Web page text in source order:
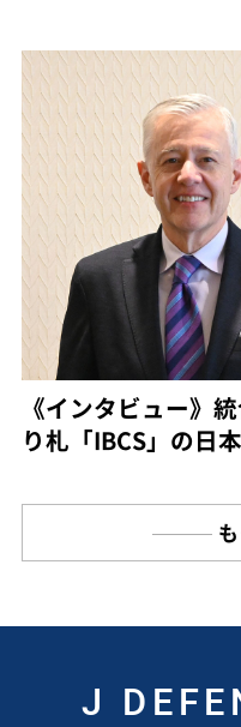
《インタビュー》
り札「IBCS」の日
J